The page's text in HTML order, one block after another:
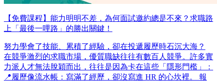
【免費課程】能力明明不差，為何面試邀約總是不來？求職路
上「最後一哩路」的勝出關鍵！
努力學會了技能、累積了經驗，卻在投遞履歷時石沉大海？
在競爭激烈的求職市場，優質職缺往往有數百人競爭。許多實
力派人才無法脫穎而出，往往是因為卡在這些「隱形門檻」：
📍履歷像流水帳：寫滿了經歷，卻沒寫進 HR 的心坎裡。 報